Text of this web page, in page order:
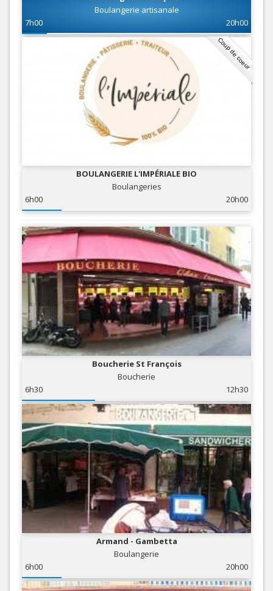
Boulangerie artisanale
7h00
20h00
Coup de coeur
BOULANGERIE L'IMPÉRIALE BIO
Boulangeries
6h00
20h00
Boucherie St François
Boucherie
6h30
12h30
Armand - Gambetta
Boulangerie
6h00
20h00